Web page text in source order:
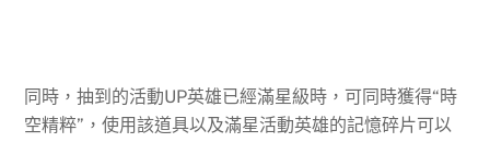
同時，抽到的活動UP英雄已經滿星級時，可同時獲得“時
空精粹”，使用該道具以及滿星活動英雄的記憶碎片可以